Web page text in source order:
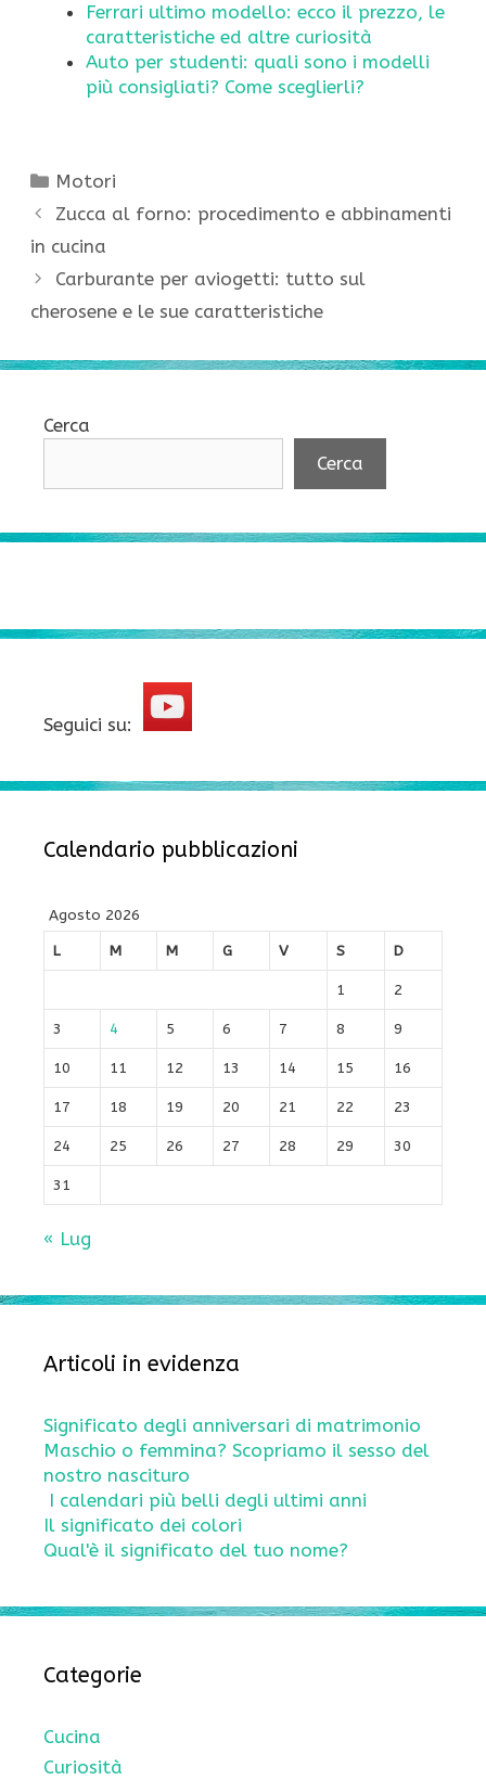
Ferrari ultimo modello: ecco il prezzo, le
caratteristiche ed altre curiosità
Auto per studenti: quali sono i modelli
più consigliati? Come sceglierli?
Categorie
Motori
Zucca al forno: procedimento e abbinamenti
in cucina
Carburante per aviogetti: tutto sul
cherosene e le sue caratteristiche
Cerca
Cerca
Seguici su:
Calendario pubblicazioni
Agosto 2026
L
M M G V S D
1 2
3 4 5 6 7 8 9
10 11 12 13 14 15 16
17 18 19 20 21 22 23
24 25 26 27 28 29 30
31
« Lug
Articoli in evidenza
Significato degli anniversari di matrimonio
Maschio o femmina? Scopriamo il sesso del
nostro nascituro
I calendari più belli degli ultimi anni
Il significato dei colori
Qual'è il significato del tuo nome?
Categorie
Cucina
Curiosità